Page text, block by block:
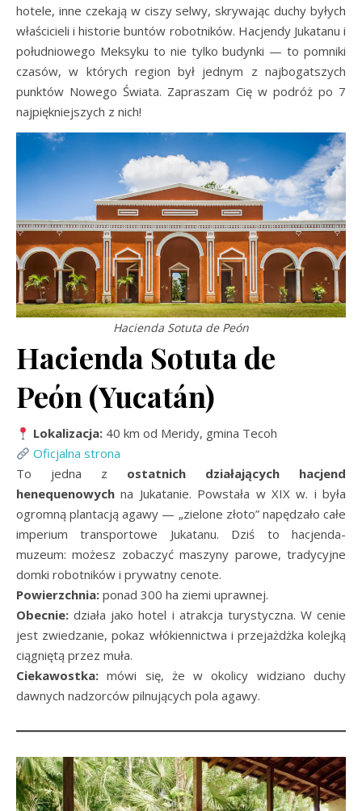
hotele, inne czekają w ciszy selwy, skrywając duchy byłych
właścicieli i historie buntów robotników. Hacjendy Jukatanu i
południowego Meksyku to nie tylko budynki — to pomniki
czasów, w których region był jednym z najbogatszych
punktów Nowego Świata. Zapraszam Cię w podróż po 7
najpiękniejszych z nich!
Hacienda Sotuta de Peón
Hacienda Sotuta de
Peón (Yucatán)
Lokalizacja: 40 km od Meridy, gmina Tecoh
Oficjalna strona
To jedna z ostatnich działających hacjend
henequenowych na Jukatanie. Powstała w XIX w. i była
ogromną plantacją agawy — „zielone złoto” napędzało całe
imperium transportowe Jukatanu. Dziś to hacjenda-
muzeum: możesz zobaczyć maszyny parowe, tradycyjne
domki robotników i prywatny cenote.
Powierzchnia: ponad 300 ha ziemi uprawnej.
Obecnie: działa jako hotel i atrakcja turystyczna. W cenie
jest zwiedzanie, pokaz włókiennictwa i przejażdżka kolejką
ciągniętą przez muła.
Ciekawostka: mówi się, że w okolicy widziano duchy
dawnych nadzorców pilnujących pola agawy.